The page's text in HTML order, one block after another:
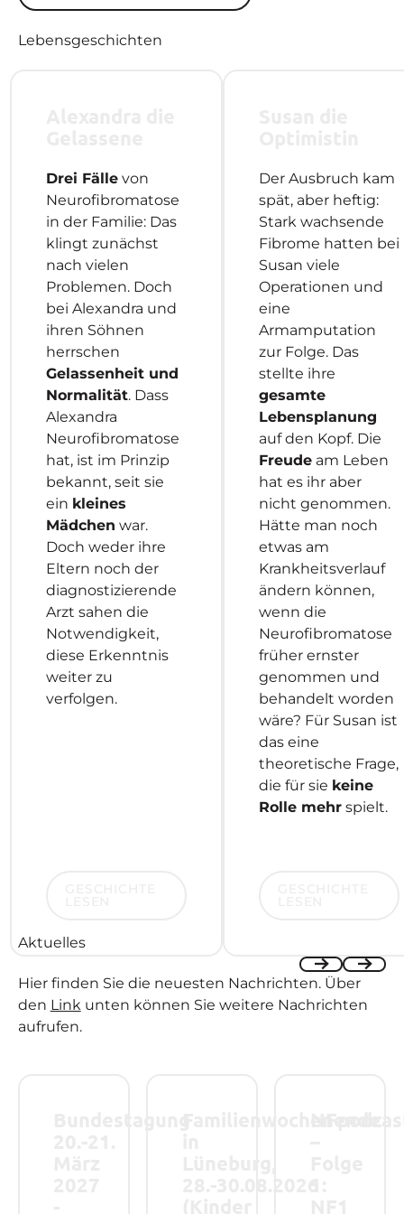
Lebensgeschichten
Drei Fällevon
Neurofibromatose
in der Familie: Das
klingt zunächst
nach vielen
Problemen. Doch
bei Alexandra und
ihren Söhnen
herrschen
Gelassenheit und
Normalität. Dass
Alexandra
Neurofibromatose
hat, ist im Prinzip
bekannt, seit sie
ein kleines
Mädchen war.
Doch weder ihre
Eltern noch der
diagnostizierende
Arzt sahen die
Notwendigkeit,
diese Erkenntnis
weiter zu
verfolgen.
Der Ausbruch kam
spät, aber heftig:
Stark wachsende
Fibrome hatten bei
Susan viele
Operationen und
eine
Armamputation
zur Folge. Das
stellte ihre
gesamte
Lebensplanung
auf den Kopf. Die
Freudeam Leben
hat es ihr aber
nicht genommen.
Hätte man noch
etwas am
Krankheitsverlauf
ändern können,
wenn die
Neurofibromatose
früher ernster
genommen und
behandelt worden
wäre? Für Susan ist
das eine
theoretische Frage,
die für sie keine
Rolle mehrspielt.
Previous
Next
Aktuelles
Hier finden Sie die neuesten Nachrichten. Über
den Link unten können Sie weitere Nachrichten
aufrufen.